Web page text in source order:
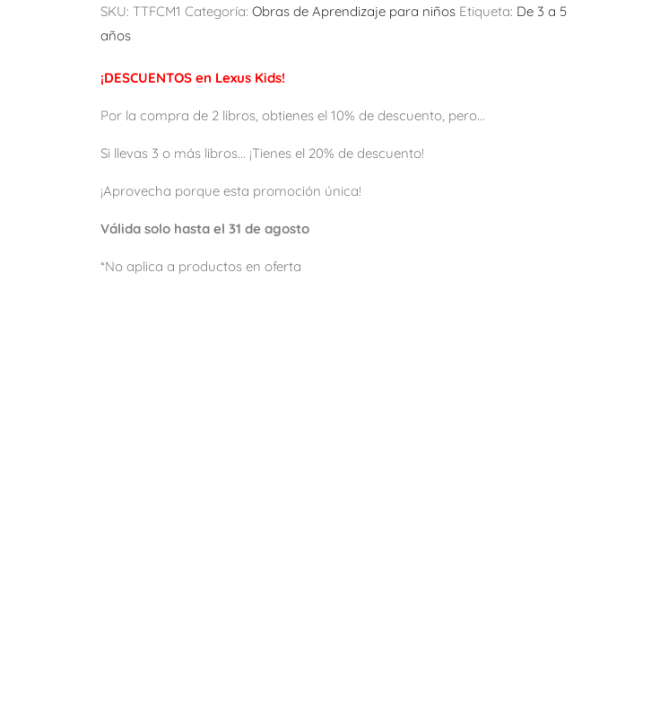
SKU: TTFCM1 Categoría: Obras de Aprendizaje para niños Etiqueta: De 3 a 5
años
¡DESCUENTOS en Lexus Kids!
Por la compra de 2 libros, obtienes el 10% de descuento, pero...
Si llevas 3 o más libros... ¡Tienes el 20% de descuento!
¡Aprovecha porque esta promoción única!
Válida solo hasta el 31 de agosto
*No aplica a productos en oferta